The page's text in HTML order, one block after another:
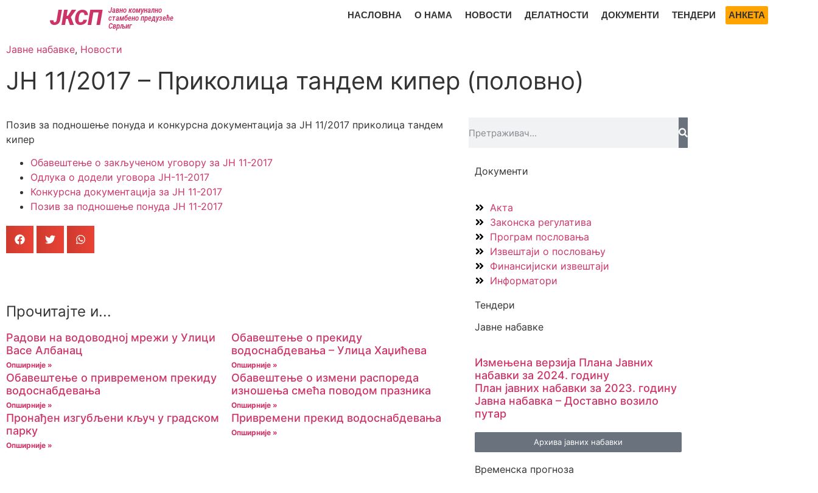
ЈКСП
Јавно комунално
стамбено предузеће
Сврљиг
НАСЛОВНА О НАМА НОВОСТИ ДЕЛАТНОСТИ ДОКУМЕНТИ ТЕНДЕРИ АНКЕТА
Јавне набавке, Новости
ЈН 11/2017 – Приколица тандем кипер (половно)
Позив за подношење понуда и конкурсна документација за ЈН 11/2017 приколица тандем
кипер
Обавештење о закљученом уговору за JН 11-2017
Одлука о додели уговора ЈН-11-2017
Конкурсна документација за ЈН 11-2017
Позив за подношење понуда ЈН 11-2017
Прочитајте и...
Радови на водоводној мрежи у Улици
Васе Албанац
Опширније »
Обавештење о прекиду
водоснабдевања – Улица Хаџићева
Опширније »
Обавештење о привременом прекиду
водоснабдевања
Опширније »
Обавештење о измени распореда
изношења смећа поводом празника
Опширније »
Пронађен изгубљени кључ у градском
парку
Опширније »
Привремени прекид водоснабдевања
Опширније »
Документи
Акта
Законска регулатива
Програм пословања
Извештаји о пословању
Финансијиски извештаји
Информатори
Тендери
Јавне набавке
Измењенa верзијa Плана Јавних
набавки за 2024. годину
План јавних набавки за 2023. годину
Јавна набавка – Доставно возило
путар
Архива јавних набавки
Временска прогноза